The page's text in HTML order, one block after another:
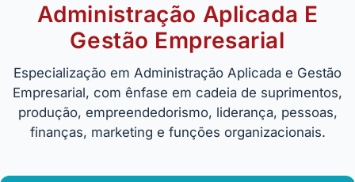
Administração Aplicada E
Gestão Empresarial
Especialização em Administração Aplicada e Gestão
Empresarial, com ênfase em cadeia de suprimentos,
produção, empreendedorismo, liderança, pessoas,
finanças, marketing e funções organizacionais.